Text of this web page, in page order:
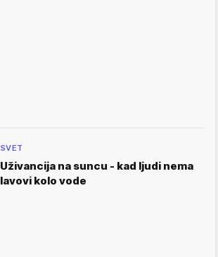
SVET
Uživancija na suncu - kad ljudi nema
lavovi kolo vode